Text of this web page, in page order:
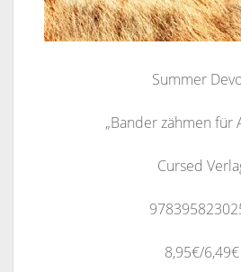
Summer
„Bander zähmen für
Cursed
8,95€/6,49€